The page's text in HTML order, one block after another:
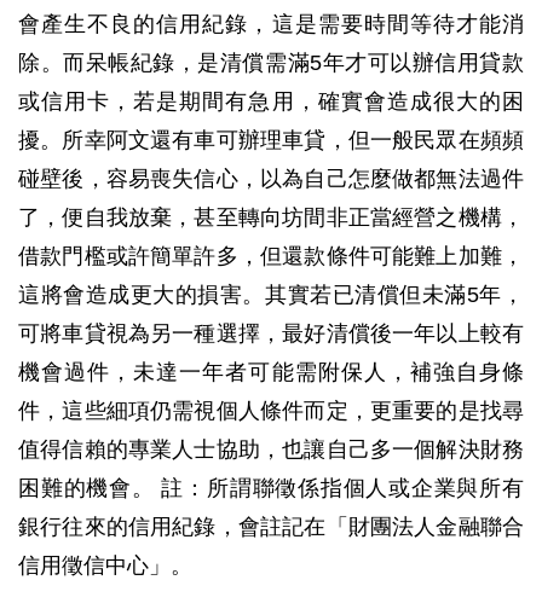
會產生不良的信用紀錄，這是需要時間等待才能消
除。而呆帳紀錄，是清償需滿5年才可以辦信用貸款
或信用卡，若是期間有急用，確實會造成很大的困
擾。所幸阿文還有車可辦理車貸，但一般民眾在頻頻
碰壁後，容易喪失信心，以為自己怎麼做都無法過件
了，便自我放棄，甚至轉向坊間非正當經營之機構，
借款門檻或許簡單許多，但還款條件可能難上加難，
這將會造成更大的損害。其實若已清償但未滿5年，
可將車貸視為另一種選擇，最好清償後一年以上較有
機會過件，未達一年者可能需附保人，補強自身條
件，這些細項仍需視個人條件而定，更重要的是找尋
值得信賴的專業人士協助，也讓自己多一個解決財務
困難的機會。 註：所謂聯徵係指個人或企業與所有
銀行往來的信用紀錄，會註記在「財團法人金融聯合
信用徵信中心」。